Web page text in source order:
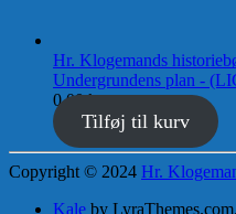
Hr. Klogemands
Undergrundens plan -
0,00kr.
Tilføj til kurv
Copyright © 2024 Hr.
Kale by LyraThemes.com.